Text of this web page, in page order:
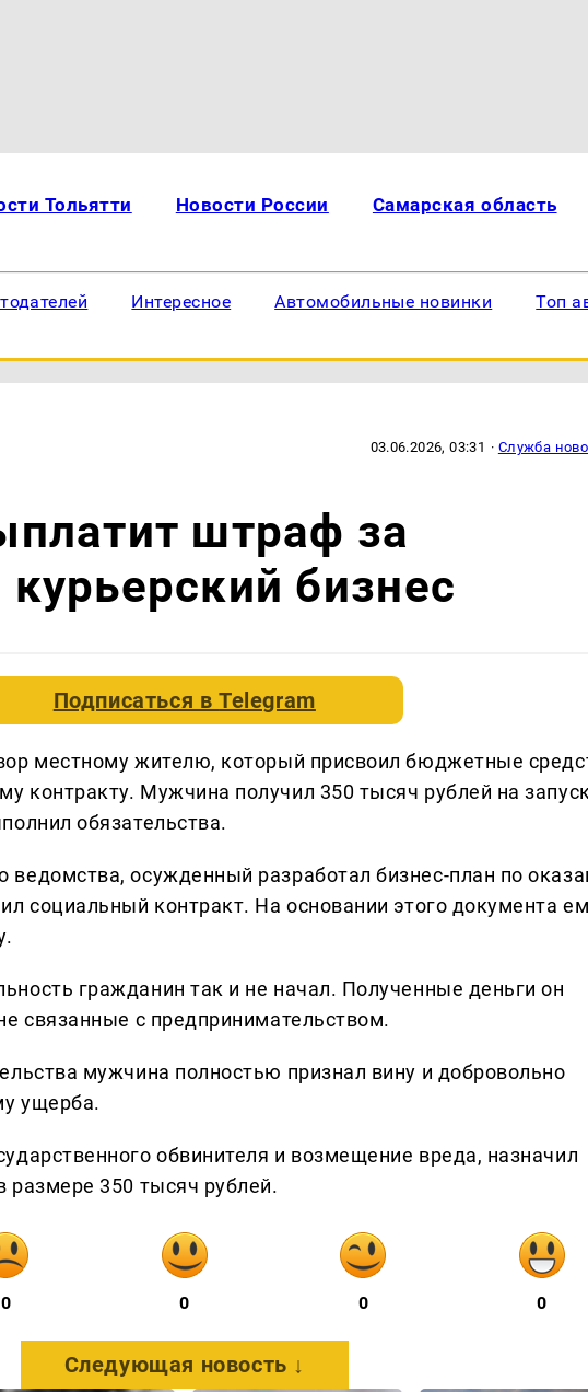
Тольятти Новости России Самарская область
Интересное Автомобильные новинки Топ
03.06.2026, 03:31 · Служба
штраф за
бизнес
Подписаться вTelegram
местному жителю, который присвоил бюджетные
контракту. Мужчина получил 350 тысяч рублей на запуск
обязательства.
ведомства, осужденный разработал бизнес-план по
социальный контракт. На основании этого документа
гражданин так и не начал. Полученные деньги он
связанные с предпринимательством.
мужчина полностью признал вину и добровольно
ущерба.
обвинителя и возмещение вреда, назначил
размере 350 тысяч рублей.
0 0 0 0
Следующая новость ↓